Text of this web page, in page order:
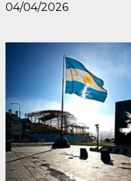
04/04/2026